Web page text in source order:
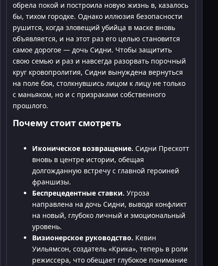
обрела покой и построила новую жизнь в, казалось
бы, тихом городке. Однако иллюзия безопасности
рушится, когда зловещий убийца в маске вновь
объявляется, и на этот раз его целью становится
самое дорогое — дочь Сидни. Чтобы защитить
свою семью и раз и навсегда разорвать порочный
круг кровопролития, Сидни вынуждена вернуться
на поле боя, столкнувшись лицом к лицу не только
с маньяком, но и с призраками собственного
прошлого.
Почему стоит смотреть
Иконическое возвращение. Сидни Прескотт
вновь в центре истории, обещая
долгожданную встречу с главной героиней
франшизы.
Беспрецедентные ставки. Угроза
направлена на дочь Сидни, выводя конфликт
на новый, глубоко личный и эмоциональный
уровень.
Визионерское руководство. Кевин
Уильямсон, создатель «Крика», теперь в роли
режиссера, что обещает глубокое понимание